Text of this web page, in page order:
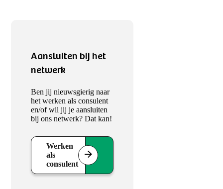
Aansluiten bij het
netwerk
Ben jij nieuwsgierig naar
het werken als consulent
en/of wil jij je aansluiten
bij ons netwerk? Dat kan!
Werken
als
consulent